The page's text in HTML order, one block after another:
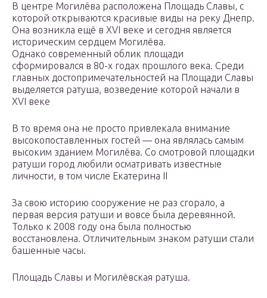
В центре Могилёва расположена Площадь Славы, с
которой открываются красивые виды на реку Днепр.
Она возникла ещё в XVI веке и сегодня является
историческим сердцем Могилёва.
Однако современный облик площади
сформировался в 80-х годах прошлого века. Среди
главных достопримечательностей на Площади Славы
выделяется ратуша, возведение которой начали в
XVI веке
В то время она не просто привлекала внимание
высокопоставленных гостей — она являлась самым
высоким зданием Могилёва. Со смотровой площадки
ратуши город любили осматривать известные
личности, в том числе Екатерина II
За свою историю сооружение не раз сгорало, а
первая версия ратуши и вовсе была деревянной.
Только к 2008 году она была полностью
восстановлена. Отличительным знаком ратуши стали
башенные часы.
Площадь Славы и Могилёвская ратуша.